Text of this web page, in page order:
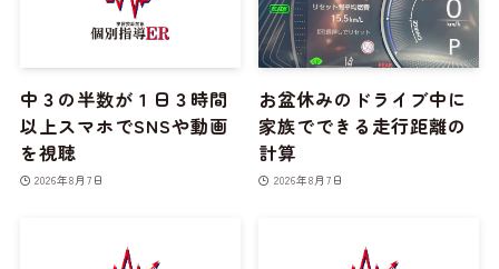
中３の半数が１日３時間
以上スマホでSNSや動画
を視聴
2026年8月7日
お盆休みのドライブ中に
家族でできる走行距離の
計算
2026年8月7日